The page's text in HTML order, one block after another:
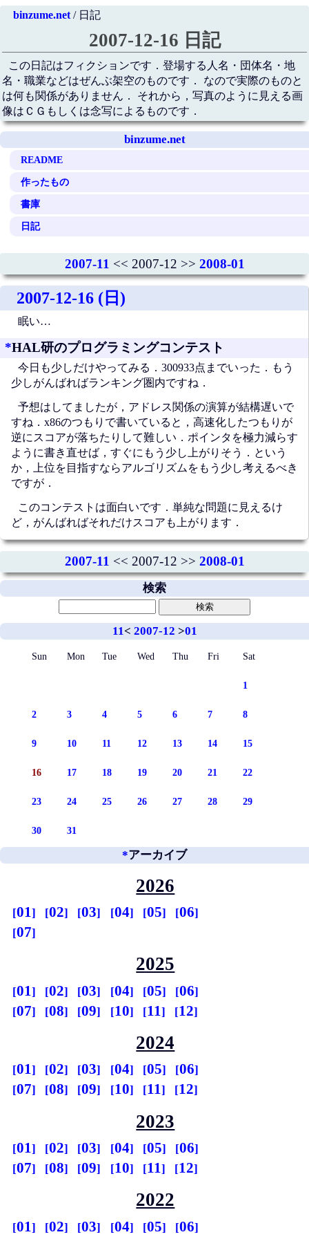
binzume.net/ 日記
2007-12-16 日記
この日記はフィクションです．登場する人名・団体名・地
名・職業などはぜんぶ架空のものです． なので実際のものと
は何も関係がありません． それから，写真のように見える画
像はＣＧもしくは念写によるものです．
binzume.net
README
作ったもの
書庫
日記
2007-11 << 2007-12 >> 2008-01
2007-12-16 (日)
眠い…
*HAL研のプログラミングコンテスト
今日も少しだけやってみる．300933点までいった．もう
少しがんばればランキング圏内ですね．
予想はしてましたが，アドレス関係の演算が結構遅いで
すね．x86のつもりで書いていると，高速化したつもりが
逆にスコアが落ちたりして難しい．ポインタを極力減らす
ように書き直せば，すぐにもう少し上がりそう．という
か，上位を目指すならアルゴリズムをもう少し考えるべき
ですが．
このコンテストは面白いです．単純な問題に見えるけ
ど，がんばればそれだけスコアも上がります．
2007-11 << 2007-12 >> 2008-01
検索
11< 2007-12 >01
Sun Mon Tue Wed Thu Fri Sat
1
2 3 4 5 6 7 8
9 10 11 12 13 14 15
16 17 18 19 20 21 22
23 24 25 26 27 28 29
30 31
*アーカイブ
2026
01 02 03 04 05
06
07
2025
01 02 03 04 05
06
07
08 09 10 11 12
2024
01 02 03 04 05
06
07
08 09 10 11 12
2023
01 02 03 04 05
06
07
08 09 10 11 12
2022
01 02 03 04 05
06